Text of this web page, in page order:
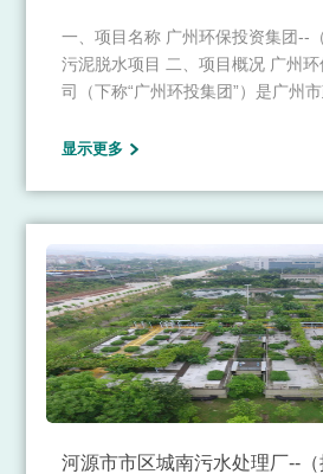
一、项目名称 广州环保投资集团--
污泥脱水项目 二、项目概况 广州
司（下称“广州环投集团”）是广州
源生产、固废资源再生、智慧环卫
显示更多
河源市市区城南污水处理厂--